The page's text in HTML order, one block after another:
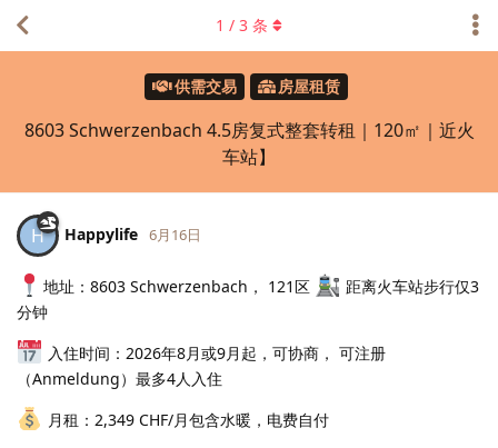
供需交易 房屋租赁
8603 Schwerzenbach 4.5房复式整套转租｜120㎡｜近火
车站】
1 / 3 条
H Happylife 6月16日
地址：8603 Schwerzenbach， 121区
距离火车站步行仅3
分钟
入住时间：2026年8月或9月起，可协商， 可注册
（Anmeldung）最多4人入住
月租：2,349 CHF/月包含水暖，电费自付